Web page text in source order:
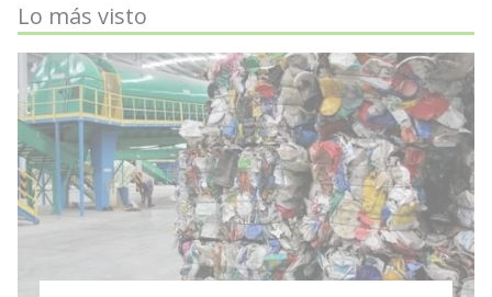
Lo más visto